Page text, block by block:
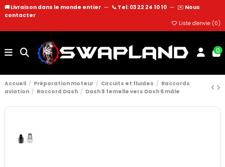
🚚 Livraison dans le monde entier — 📞 Tel: 03 22 24 10 10 — ✉️ Nous
contacter
Liste d'envie (0)
0
Accueil Préparation moteur Circuits et fluides
Raccords
aviation
Raccord Dash Dash 8 femelle vers Dash 6 mâle